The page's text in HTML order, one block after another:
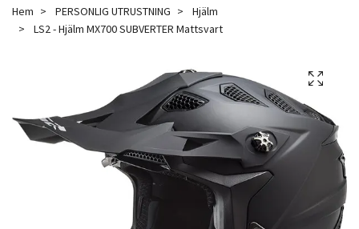
Hem PERSONLIG UTRUSTNING
Hjälm
LS2 - Hjälm MX700 SUBVERTER Mattsvart